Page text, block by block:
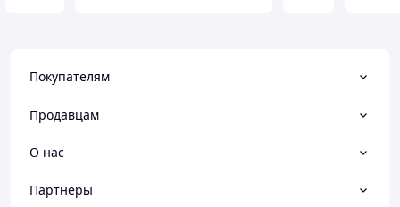
Покупателям
Продавцам
О нас
Партнеры